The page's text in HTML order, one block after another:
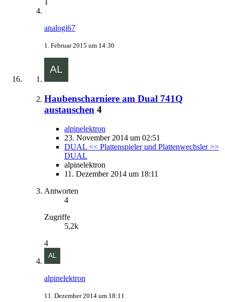
1
analogi67
1. Februar 2015 um 14:30
Haubenscharniere am Dual 741Q
austauschen 4
alpinelektron
23. November 2014 um 02:51
DUAL << Plattenspieler und Plattenwechsler >>
DUAL
alpinelektron
11. Dezember 2014 um 18:11
Antworten
4
Zugriffe
5,2k
4
alpinelektron
11. Dezember 2014 um 18:11